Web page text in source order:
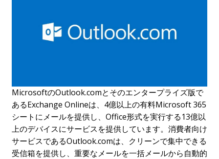
MicrosoftのOutlook.comとそのエンタープライズ版で
あるExchange Onlineは、4億以上の有料Microsoft 365
シートにメールを提供し、Office形式を実行する13億以
上のデバイスにサービスを提供しています。消費者向け
サービスであるOutlook.comは、クリーンで集中できる
受信箱を提供し、重要なメールを一括メールから自動的